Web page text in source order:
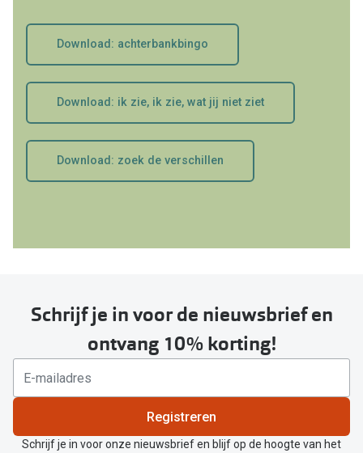
Download: achterbankbingo
Download: ik zie, ik zie, wat jij niet ziet
Download: zoek de verschillen
Schrijf je in voor de nieuwsbrief en
ontvang 10% korting!
Registreren
Schrijf je in voor onze nieuwsbrief en blijf op de hoogte van het